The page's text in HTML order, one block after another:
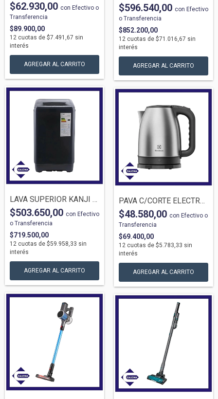
$89.900,00
$62.930,00 con Efectivo o
Transferencia
12 cuotas de $7.491,67 sin
interés
$852.200,00
$596.540,00 con Efectivo
o Transferencia
12 cuotas de $71.016,67 sin
interés
LAVA SUPERIOR KANJI KJH-WMCVSL6K 4KG 800...
$719.500,00
$503.650,00 con Efectivo
o Transferencia
12 cuotas de $59.958,33 sin
interés
PAVA C/CORTE ELECTROLUX EEK11 1.8LTS INO...
$69.400,00
$48.580,00 con Efectivo o
Transferencia
12 cuotas de $5.783,33 sin
interés